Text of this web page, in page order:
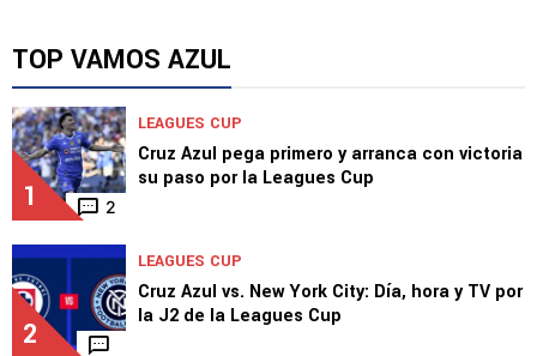
TOP VAMOS AZUL
1 2
LEAGUES CUP
Cruz Azul pega primero y arranca con victoria
su paso por la Leagues Cup
2
LEAGUES CUP
Cruz Azul vs. New York City: Día, hora y TV por
la J2 de la Leagues Cup